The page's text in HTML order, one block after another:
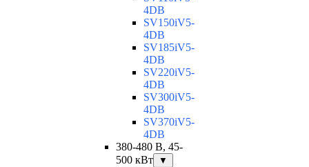
4DB
SV150iV5-
4DB
SV185iV5-
4DB
SV220iV5-
4DB
SV300iV5-
4DB
SV370iV5-
4DB
380-480 В, 45-
500 кВт
▼